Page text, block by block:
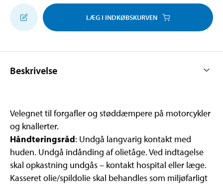
LÆG I INDKØBSKURVEN
Beskrivelse
Velegnet til forgafler og støddæmpere på motorcykler
og knallerter.
Håndteringsråd: Undgå langvarig kontakt med
huden. Undgå indånding af olietåge. Ved indtagelse
skal opkastning undgås – kontakt hospital eller læge.
Kasseret olie/spildolie skal behandles som miljøfarligt